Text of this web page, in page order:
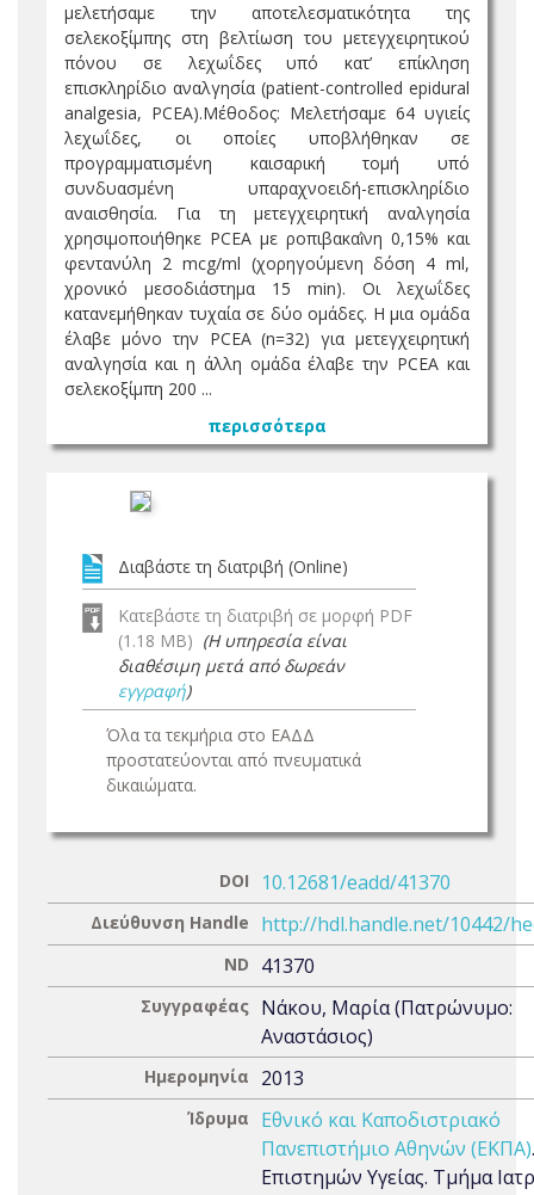
μελετήσαμε την αποτελεσματικότητα της
σελεκοξίμπης στη βελτίωση του μετεγχειρητικού
πόνου σε λεχωΐδες υπό κατ’ επίκληση
επισκληρίδιο αναλγησία (patient-controlled epidural
analgesia, PCEA).Μέθοδος: Μελετήσαμε 64 υγιείς
λεχωΐδες, οι οποίες υποβλήθηκαν σε
προγραμματισμένη καισαρική τομή υπό
συνδυασμένη υπαραχνοειδή-επισκληρίδιο
αναισθησία. Για τη μετεγχειρητική αναλγησία
χρησιμοποιήθηκε PCEA με ροπιβακαῒνη 0,15% και
φεντανύλη 2 mcg/ml (χορηγούμενη δόση 4 ml,
χρονικό μεσοδιάστημα 15 min). Οι λεχωΐδες
κατανεμήθηκαν τυχαία σε δύο ομάδες. Η μια ομάδα
έλαβε μόνο την PCEA (n=32) για μετεγχειρητική
αναλγησία και η άλλη ομάδα έλαβε την PCEA και
σελεκοξίμπη 200 ...
περισσότερα
Διαβάστε τη διατριβή (Online)
Κατεβάστε τη διατριβή σε μορφή PDF
(1.18 MB) (Η υπηρεσία είναι
διαθέσιμη μετά από δωρεάν
εγγραφή)
Όλα τα τεκμήρια στο ΕΑΔΔ
προστατεύονται από πνευματικά
δικαιώματα.
DOI 10.12681/eadd/41370
Διεύθυνση Handle http://hdl.handle.net/10442/
ND 41370
Συγγραφέας Νάκου, Μαρία (Πατρώνυμο:
Αναστάσιος)
Ημερομηνία 2013
Ίδρυμα
Εθνικό και Καποδιστριακό
Πανεπιστήμιο Αθηνών (ΕΚΠΑ)
Επιστημών Υγείας. Τμήμα